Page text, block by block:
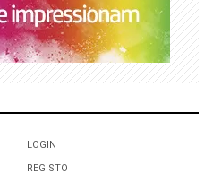
LOGIN
REGISTO